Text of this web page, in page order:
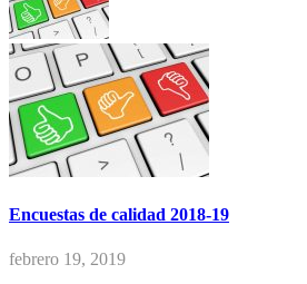
Encuestas de calidad 2018-19
febrero 19, 2019